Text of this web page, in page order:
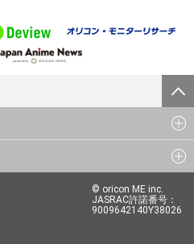
© oricon ME inc.
JASRAC許諾番号：
9009642140Y38026